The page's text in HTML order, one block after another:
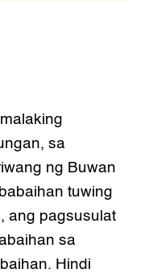
sa
ng Buwan
tuwing
ang pagsusulat
sa
Hindi